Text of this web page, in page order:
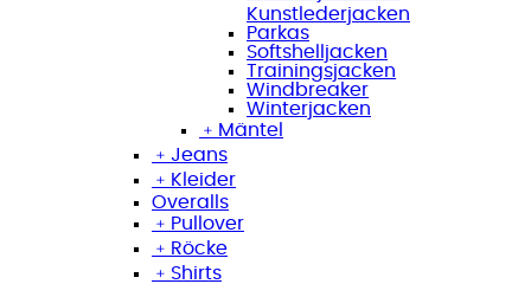
Kunstlederjacken
Parkas
Softshelljacken
Trainingsjacken
Windbreaker
Winterjacken
﹢ Mäntel
﹢ Jeans
﹢ Kleider
Overalls
﹢ Pullover
﹢ Röcke
﹢ Shirts